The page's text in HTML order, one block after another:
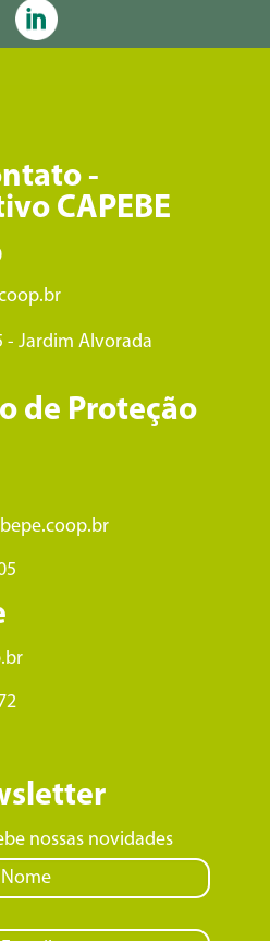
-
CAPEBE
- Jardim Alvorada
de Proteção
nossas novidades